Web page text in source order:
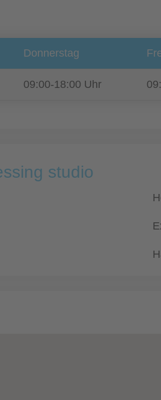
Donnerstag
09:00-18:00 Uhr
studio